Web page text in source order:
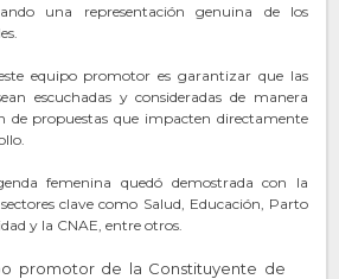
una representación genuina de los
equipo promotor es garantizar que las
escuchadas y consideradas de manera
de propuestas que impacten directamente
femenina quedó demostrada con la
clave como Salud, Educación, Parto
y la CNAE, entre otros.​
promotor de la Constituyente de